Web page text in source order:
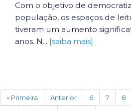
Com o objetivo de
população, os espaços de
tiveram um aumento
anos. N... [saiba mais]
« Primeira Anterior 6 7 8